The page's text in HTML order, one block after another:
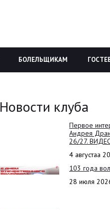
БОЛЕЛЬЩИКАМ
Новости клуба
Первое
Андрея
26/27.
4 августаа
103 года
28 июля